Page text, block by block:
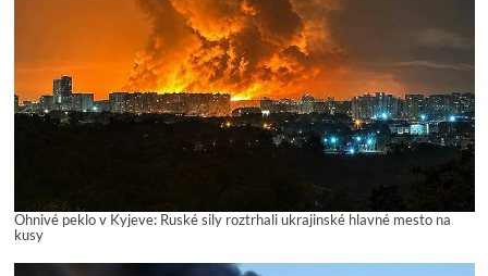
Ohnivé peklo v Kyjeve: Ruské sily roztrhali ukrajinské hlavné mesto na
kusy